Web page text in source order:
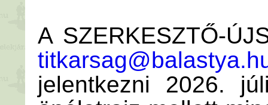
A SZERKESZTŐ-
jelentkezni 2026.